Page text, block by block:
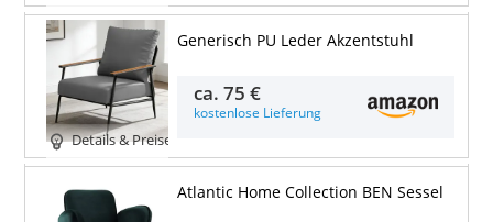
Details & Preise
Generisch PU Leder Akzentstuhl
ca.75 €
kostenlose Lieferung
Atlantic Home Collection BEN Sessel